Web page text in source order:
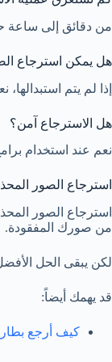
من دقائق إلى ساعة
هل يمكن استرجاع
إذا لم يتم استبدالها،
هل الاسترجاع آمن؟
نعم عند استخدام
استرجاع الصور
استرجاع الصور
من صورك المفقودة.
لكن يبقى الحل
قد يهمك أيضاً:
كيف أرجع بطارية